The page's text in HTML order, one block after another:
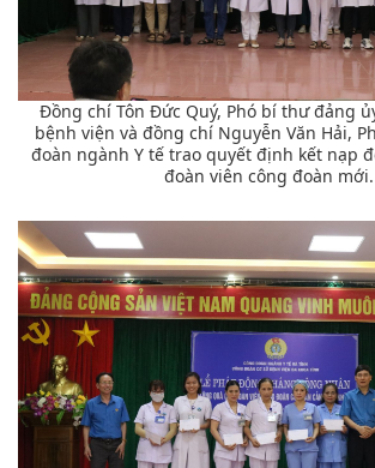
Đồng chí Tôn Đức Quý, Phó bí thư đảng
bệnh viện và đồng chí Nguyễn Văn Hải,
đoàn ngành Y tế trao quyết định kết nạp
đoàn viên công đoàn mới.